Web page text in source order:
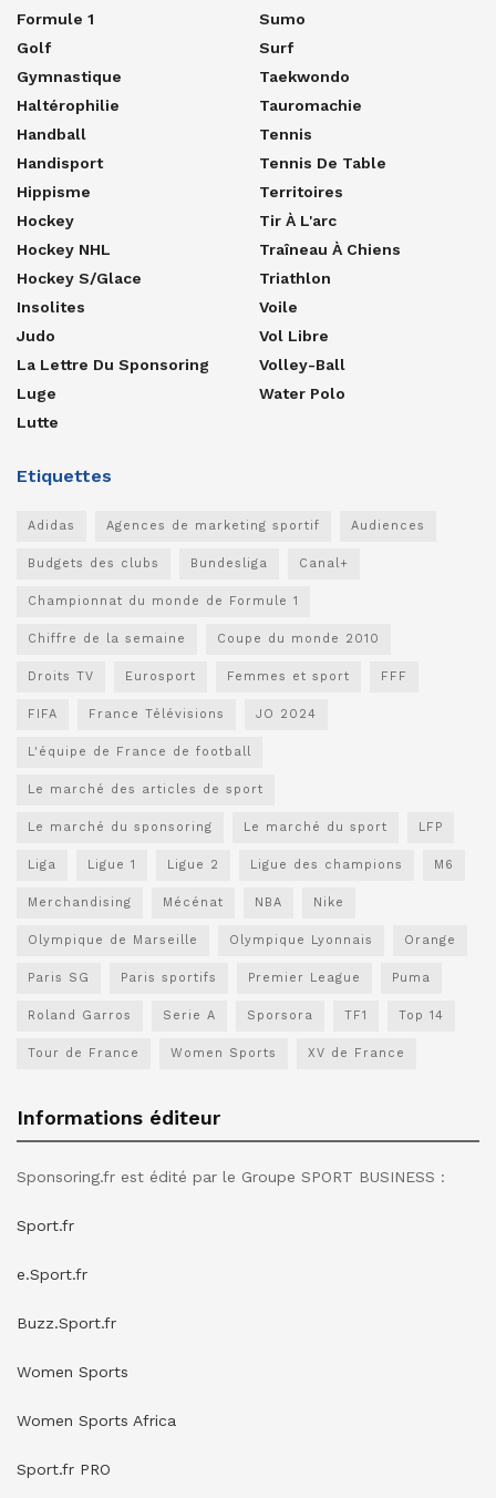
Formule 1
Golf
Gymnastique
Haltérophilie
Handball
Handisport
Hippisme
Hockey
Hockey NHL
Hockey S/glace
Insolites
Judo
La Lettre Du Sponsoring
Luge
Lutte
Sumo
Surf
Taekwondo
Tauromachie
Tennis
Tennis De Table
Territoires
Tir À L'arc
Traîneau À Chiens
Triathlon
Voile
Vol Libre
Volley-Ball
Water Polo
Etiquettes
Adidas Agences de marketing sportif Audiences
Budgets des clubs Bundesliga Canal+
Championnat du monde de Formule 1
Chiffre de la semaine Coupe du monde 2010
Droits TV Eurosport Femmes et sport FFF
FIFA France Télévisions JO 2024
L'équipe de France de football
Le marché des articles de sport
Le marché du sponsoring Le marché du sport LFP
Liga Ligue 1 Ligue 2 Ligue des champions M6
Merchandising Mécénat NBA Nike
Olympique de Marseille Olympique Lyonnais Orange
Paris SG Paris sportifs Premier League Puma
Roland Garros Serie A Sporsora TF1 Top 14
Tour de France Women Sports XV de France
Informations éditeur
Sponsoring.fr est édité par le Groupe SPORT BUSINESS :
Sport.fr
e.Sport.fr
Buzz.Sport.fr
Women Sports
Women Sports Africa
Sport.fr PRO